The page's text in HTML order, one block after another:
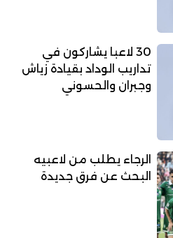
30 لاعبا يشاركون في
تداريب الوداد بقيادة زياش
وجبران والحسوني
الرجاء يطلب من لاعبيه
البحث عن فرق جديدة